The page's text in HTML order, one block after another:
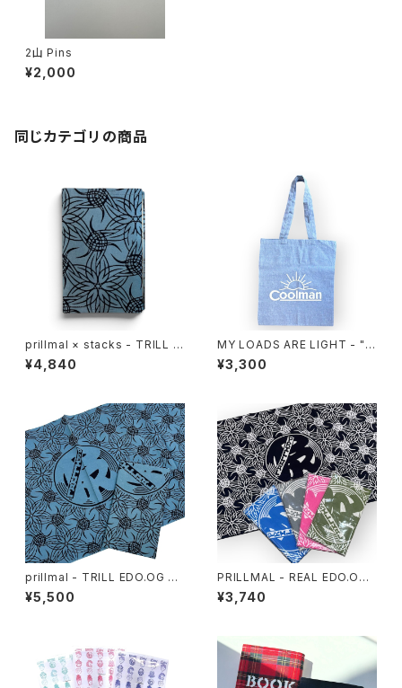
2山 Pins
¥2,000
同じカテゴリの商品
prillmal × stacks - TRILL E
DO.OG BOOKCOVER
¥4,840
MY LOADS ARE LIGHT - "C
oolman" Eco Tote Bag
¥3,300
prillmal - TRILL EDO.OG 手
拭い
¥5,500
PRILLMAL - REAL EDO.OG 1
8th 手拭い
¥3,740